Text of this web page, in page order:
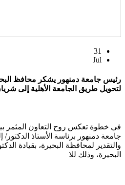
31
Jul
رئيس جامعة دمنهور يشكر محافظ
لتحويل طريق الجامعة الأهلية إلى
في خطوة تعكس روح التعاون المثمر
جامعة دمنهور برئاسة الأستاذ
والتقدير لمحافظة البحيرة، بقيادة
البحيرة، وذلك للا